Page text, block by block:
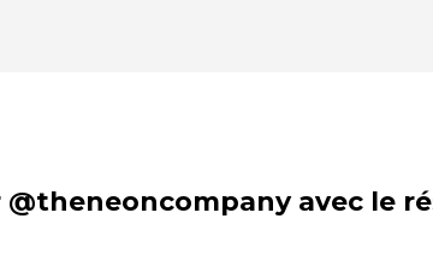
avec le